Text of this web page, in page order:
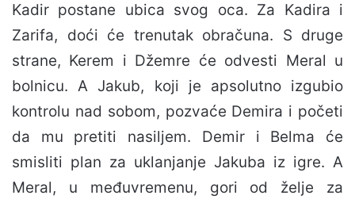
Kadir postane ubica svog oca. Za Kadira i
Zarifa, doći će trenutak obračuna. S druge
strane, Kerem i Džemre će odvesti Meral u
bolnicu. A Jakub, koji je apsolutno izgubio
kontrolu nad sobom, pozvaće Demira i početi
da mu pretiti nasiljem. Demir i Belma će
smisliti plan za uklanjanje Jakuba iz igre. A
Meral, u međuvremenu, gori od želje za